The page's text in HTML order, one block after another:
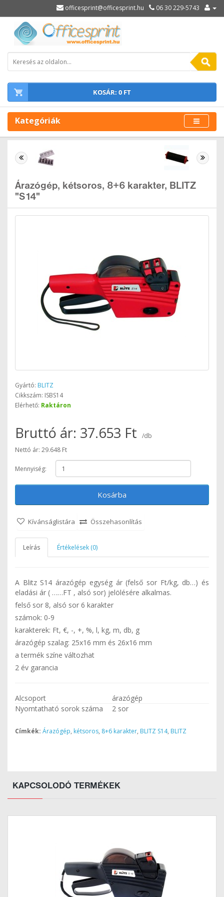
officesprint@officesprint.hu 06 30 229-5743
KOSÁR: 0 FT
Kategóriák
Árazógép, kétsoros, 8+6 karakter, BLITZ
"S14"
Gyártó: BLITZ
Cikkszám: ISBS14
Elérhető: Raktáron
Bruttó ár: 37.653 Ft
/db
Nettó ár: 29.648 Ft
Mennyiség:
Kosárba
Kívánságlistára Összehasonlítás
Leírás Értékelések (0)
A Blitz S14 árazógép egység ár (felső sor Ft/kg, db…) és
eladási ár ( ……FT , alsó sor) jelölésére alkalmas.
felső sor 8, alsó sor 6 karakter
számok: 0-9
karakterek: Ft, €, -, +, %, l, kg, m, db, g
árazógép szalag: 25x16 mm és 26x16 mm
a termék színe változhat
2 év garancia
Alcsoport
árazógép
Nyomtatható sorok száma
2 sor
Címkék: Árazógép, kétsoros, 8+6 karakter, BLITZ S14, BLITZ
KAPCSOLODÓ TERMÉKEK